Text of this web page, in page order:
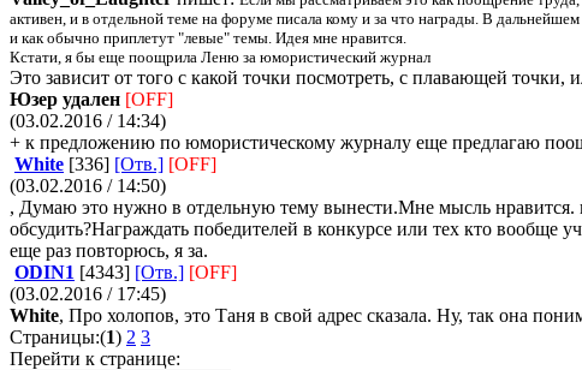
активен, и в отдельной теме на форуме писала кому и за что награды. В
и как обычно приплетут "левые" темы. Идея мне нравится.
Кстати, я бы еще поощрила Леню за юмористический журнал
Это зависит от того с какой точки посмотреть, с плавающей точки,
Юзер удален [OFF]
(03.02.2016 / 14:34)
+ к предложению по юмористическому журналу еще предлагаю
White [336] [Отв.] [OFF]
(03.02.2016 / 14:50)
, Думаю это нужно в отдельную тему вынести.Мне мысль нравится.
обсудить?Награждать победителей в конкурсе или тех кто вообще
еще раз повторюсь, я за.
ODIN1 [4343] [Отв.] [OFF]
(03.02.2016 / 17:45)
White, Про холопов, это Таня в свой адрес сказала. Ну, так она
Страницы:(1) 2 3
Перейти к странице: